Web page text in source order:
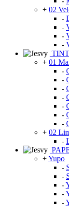
+ 02
-
-
-
-
+ 01
-
-
-
-
-
-
-
+ 02
-
+Yupo
-
-
-
-
-